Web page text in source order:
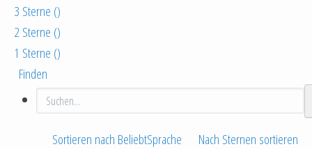
3 Sterne ()
2 Sterne ()
1 Sterne ()
Finden
Nach Sternen sortieren
Sprache
Sortieren nach Beliebt